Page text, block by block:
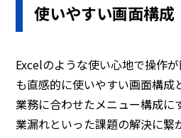
使いやすい画面構成
Excelのような使い心地で操作
も直感的に使いやすい画面構成
業務に合わせたメニュー構成に
業漏れといった課題の解決に繋